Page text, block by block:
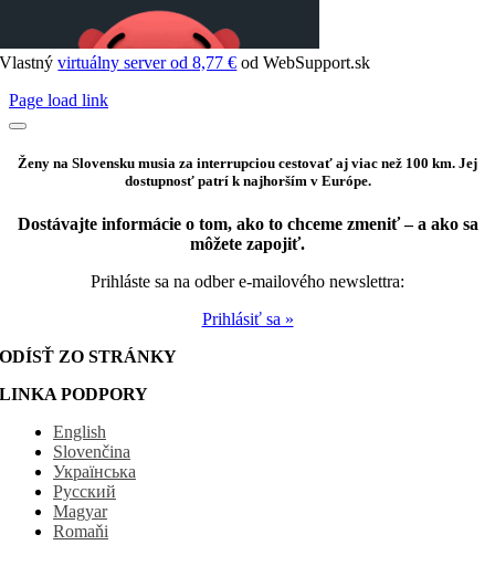
Vlastnývirtuálny server od 8,77 € od WebSupport.sk
Page load link
Ženy na Slovensku musia za interrupciou cestovať aj viac než 100 km. Jej
dostupnosť patrí k najhorším v Európe.
Dostávajte informácie o tom, ako to chceme zmeniť – a ako sa
môžete zapojiť.
Prihláste sa na odber e-mailového newslettra:
Prihlásiť sa »
ODÍSŤ ZO STRÁNKY
LINKA PODPORY
English
Slovenčina
Українська
Русский
Magyar
Romaňi